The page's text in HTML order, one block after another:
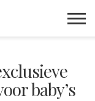
baby’s